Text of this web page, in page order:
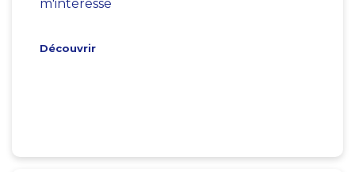
m'intéresse
Découvrir